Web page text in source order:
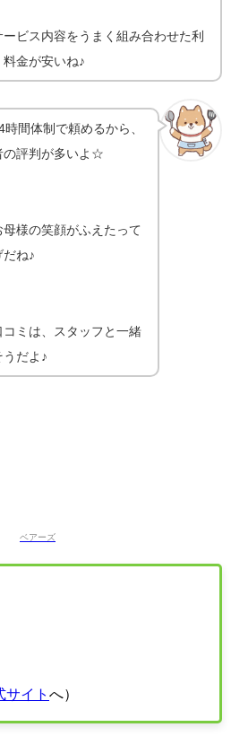
ビス内容をうまく組み合わせた利
金が安いね♪
間体制で頼めるから、
の評判が多いよ☆
様の笑顔がふえたって
ね♪
ミは、スタッフと一緒
だよ♪
サイト へ）